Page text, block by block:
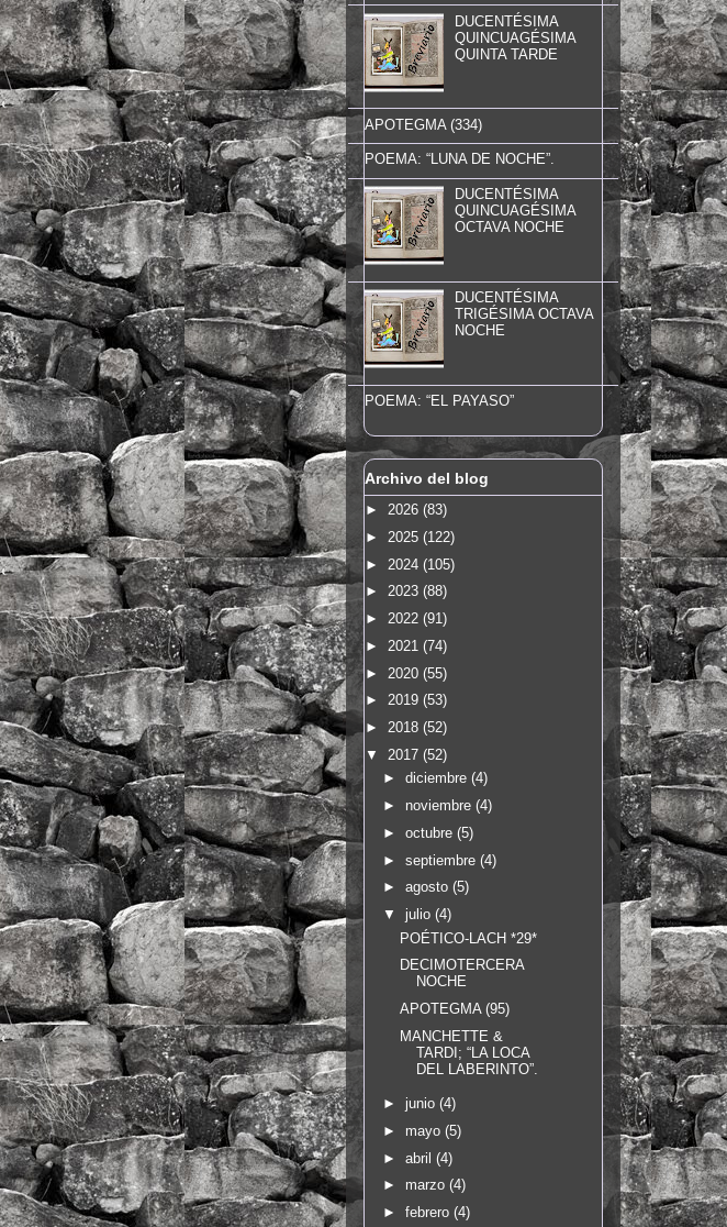
DUCENTÉSIMA
QUINCUAGÉSIMA
QUINTA TARDE
APOTEGMA (334)
POEMA: “LUNA DE NOCHE”.
DUCENTÉSIMA
QUINCUAGÉSIMA
OCTAVA NOCHE
DUCENTÉSIMA
TRIGÉSIMA OCTAVA
NOCHE
POEMA: “EL PAYASO”
Archivo del blog
► 2026 (83)
► 2025 (122)
► 2024 (105)
► 2023 (88)
► 2022 (91)
► 2021 (74)
► 2020 (55)
► 2019 (53)
► 2018 (52)
▼ 2017 (52)
► diciembre (4)
► noviembre (4)
► octubre (5)
► septiembre (4)
► agosto (5)
▼ julio (4)
POÉTICO-LACH *29*
DECIMOTERCERA
NOCHE
APOTEGMA (95)
MANCHETTE &
TARDI; “LA LOCA
DEL LABERINTO”.
► junio (4)
► mayo (5)
► abril (4)
► marzo (4)
► febrero (4)